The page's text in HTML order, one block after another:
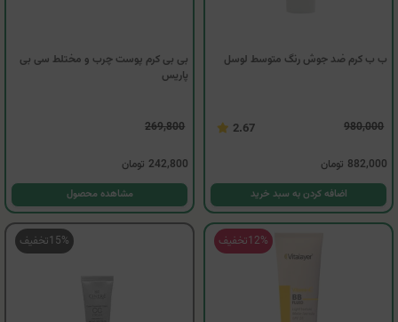
ب ب کرم ضد جوش رنگ متوسط لوسل
980,000
2.67
882,000 تومان
اضافه کردن به سبد خرید
بی بی کرم پوست چرب و مختلط سی بی
پاریس
269,800
242,800 تومان
مشاهده محصول
12%تخفیف 15%تخفیف